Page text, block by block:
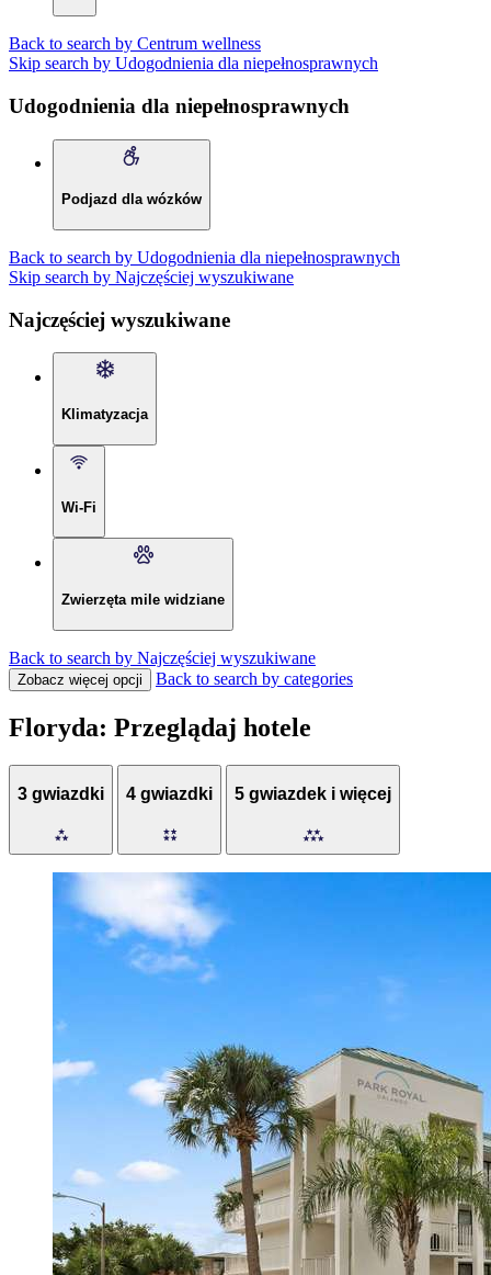
Back to search by Centrum wellness
Skip search by Udogodnienia dla niepełnosprawnych
Udogodnienia dla niepełnosprawnych
Podjazd dla wózków
Back to search by Udogodnienia dla niepełnosprawnych
Skip search by Najczęściej wyszukiwane
Najczęściej wyszukiwane
Klimatyzacja
Wi-Fi
Zwierzęta mile widziane
Back to search by Najczęściej wyszukiwane
Zobacz więcej opcji Back to search by categories
Floryda: Przeglądaj hotele
3 gwiazdki 4 gwiazdki 5 gwiazdek i więcej